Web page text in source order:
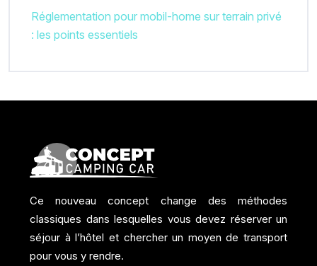
Réglementation pour mobil-home sur terrain privé
: les points essentiels
Ce nouveau concept change des méthodes
classiques dans lesquelles vous devez réserver un
séjour à l’hôtel et chercher un moyen de transport
pour vous y rendre.